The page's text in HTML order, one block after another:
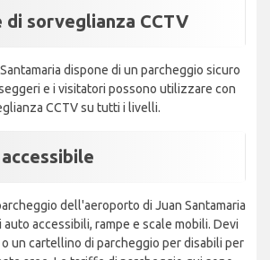
di sorveglianza CCTV
dispone di un parcheggio sicuro
e i visitatori possono utilizzare con
CCTV su tutti i livelli.
dell'aeroporto di Juan Santamaria
accessibili, rampe e scale mobili. Devi
un cartellino di parcheggio per disabili per